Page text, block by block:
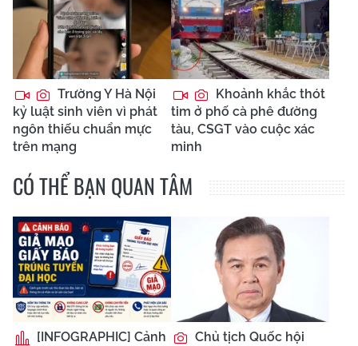
Trường Y Hà Nội
kỷ luật sinh viên vì phát
ngôn thiếu chuẩn mực
trên mạng
Khoảnh khắc thót
tim ở phố cà phê đường
tàu, CSGT vào cuộc xác
minh
CÓ THỂ BẠN QUAN TÂM
[INFOGRAPHIC] Cảnh
Chủ tịch Quốc hội